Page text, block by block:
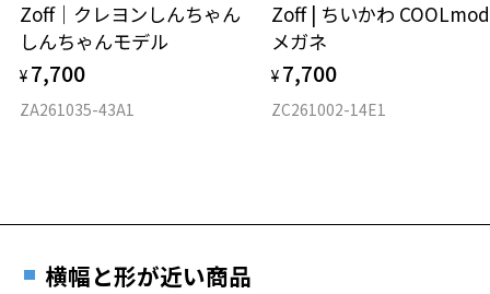
材質
Zoff｜クレヨンしんちゃん
しんちゃんモデル
¥ 7,700
ZA261035-43A1
Zoff | ちいかわ
メガネ
¥ 7,700
ZC261002-14E1
横幅と形が近い商品